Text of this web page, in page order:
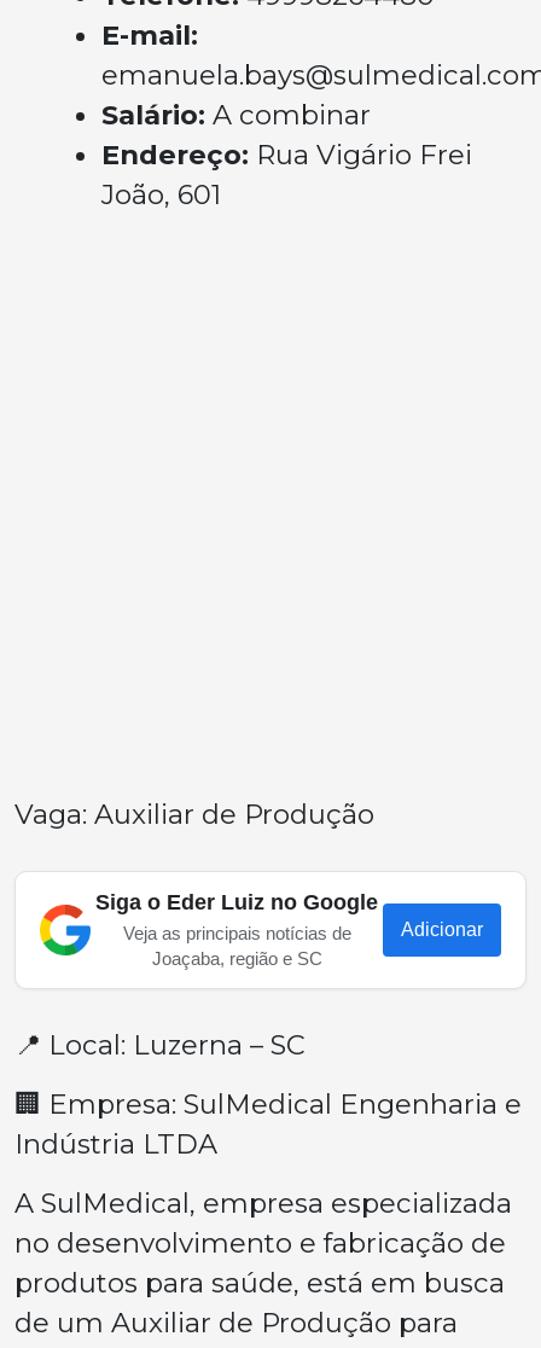
E-mail:
Salário: A combinar
Endereço: Rua Vigário Frei
João, 601
Vaga: Auxiliar de Produção
Siga o Eder Luiz no Google
Veja as principais notícias de
Joaçaba, região e SC
Adicionar
📍 Local: Luzerna – SC
🏢 Empresa: SulMedical Engenharia e
Indústria LTDA
A SulMedical, empresa especializada
no desenvolvimento e fabricação de
produtos para saúde, está em busca
de um Auxiliar de Produção para